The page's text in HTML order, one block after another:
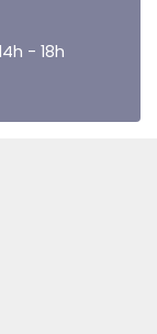
- 18h